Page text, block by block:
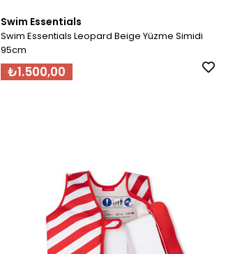
Swim Essentials
Swim Essentials Leopard Beige Yüzme Simidi
95cm
₺1.500,00